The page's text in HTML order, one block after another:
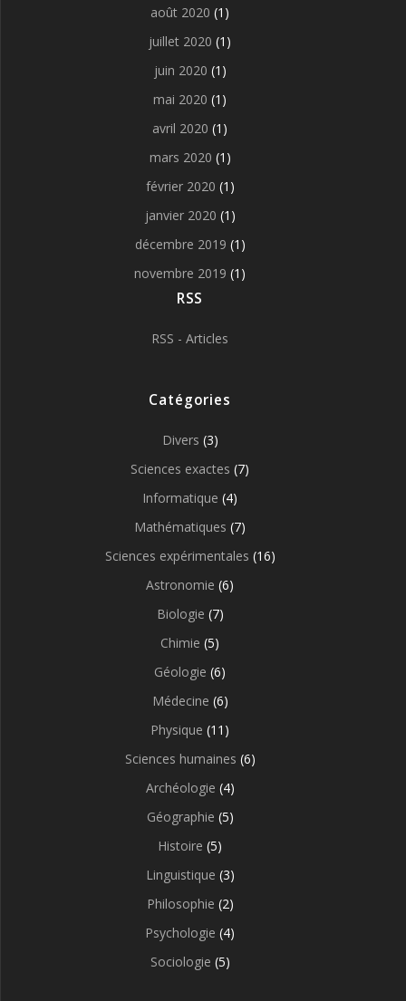
août 2020 (1)
juillet 2020 (1)
juin 2020 (1)
mai 2020 (1)
avril 2020 (1)
mars 2020 (1)
février 2020 (1)
janvier 2020 (1)
décembre 2019 (1)
novembre 2019 (1)
RSS
RSS - Articles
Catégories
Divers (3)
Sciences exactes (7)
Informatique (4)
Mathématiques (7)
Sciences expérimentales (16)
Astronomie (6)
Biologie (7)
Chimie (5)
Géologie (6)
Médecine (6)
Physique (11)
Sciences humaines (6)
Archéologie (4)
Géographie (5)
Histoire (5)
Linguistique (3)
Philosophie (2)
Psychologie (4)
Sociologie (5)